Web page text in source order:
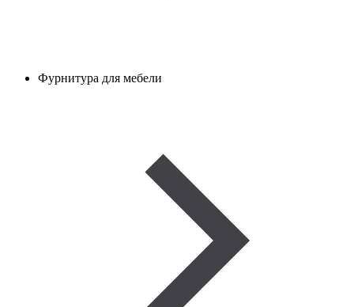
Фурнитура для мебели